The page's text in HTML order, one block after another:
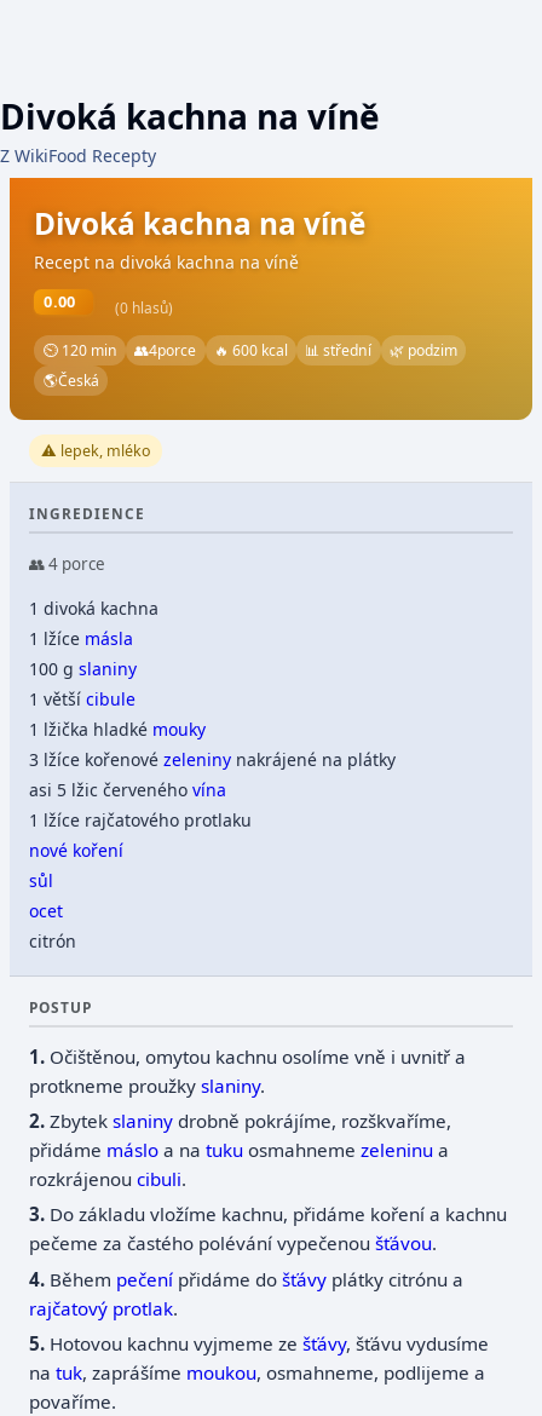
Divoká kachna na víně
Z WikiFood Recepty
Divoká kachna na víně
Recept na divoká kachna na víně
0.00 (0 hlasů)
⏲ 120 min 👥4porce 🔥 600 kcal 📊 střední
🌿 podzim
🌎Česká
⚠️ lepek, mléko
INGREDIENCE
👥 4 porce
1 divoká kachna
1 lžíce másla
100 gslaniny
1 většícibule
1 lžička hladké mouky
3 lžíce kořenovézeleniny nakrájené na plátky
asi 5 lžic červenéhovína
1 lžíce rajčatového protlaku
nové koření
sůl
ocet
citrón
POSTUP
Očištěnou, omytou kachnu osolíme vně i uvnitř a
protkneme proužkyslaniny.
Zbytekslaniny drobně pokrájíme, rozškvaříme,
přidáme máslo a natuku osmahnemezeleninu a
rozkrájenoucibuli.
Do základu vložíme kachnu, přidáme koření a kachnu
pečeme za častého polévání vypečenoušťávou.
Během pečení přidáme došťávy plátky citrónu a
rajčatový protlak.
Hotovou kachnu vyjmeme zešťávy, šťávu vydusíme
natuk, zaprášíme moukou, osmahneme, podlijeme a
povaříme.